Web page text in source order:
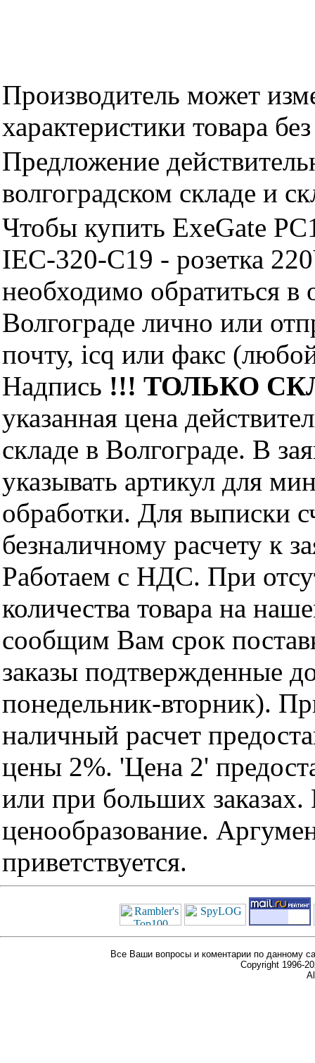
Производитель может
характеристики товара
Предложение
волгоградском складе и
Чтобы купить ExeGate
IEC-320-C19 - розетка
необходимо
Волгограде лично или
почту, icq или факс
Надпись !!! ТОЛЬКО
указанная цена
складе в Волгограде. В
указывать артикул для
обработки. Для выписки
безналичному расчету к
Работаем с НДС. При
количества товара на
сообщим Вам срок
заказы подтвержденные
понедельник-вторник).
наличный расчет
цены 2%. 'Цена 2'
или при больших
ценообразование.
приветствуется.
Все Ваши вопросы и коментарии по данному
Copyright 1996-